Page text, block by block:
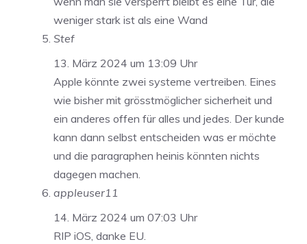
weniger stark ist als eine Wand
Stef
13. März 2024 um 13:09 Uhr
Apple könnte zwei systeme vertreiben. Eines
wie bisher mit grösstmöglicher sicherheit und
ein anderes offen für alles und jedes. Der kunde
kann dann selbst entscheiden was er möchte
und die paragraphen heinis könnten nichts
dagegen machen.
appleuser11
14. März 2024 um 07:03 Uhr
RIP iOS, danke EU.